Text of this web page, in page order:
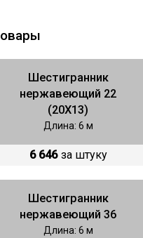
Шестигранник
нержавеющий 22
(20Х13)
Длина: 6 м
6 646 за штуку
Шестигранник
нержавеющий 36
Длина: 6 м